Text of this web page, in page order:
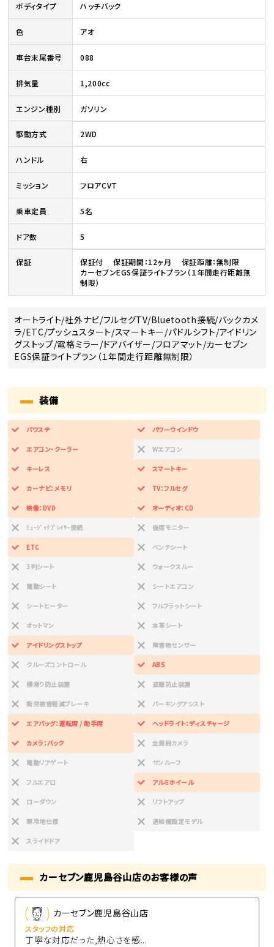
ボディタイプ ハッチバック
色 アオ
車台末尾番号 088
排気量 1,200cc
エンジン種別 ガソリン
駆動方式 2WD
ハンドル 右
ミッション フロアCVT
乗車定員 5名
ドア数 5
保証
保証付 保証期間：12ヶ月 保証距離：無制限
カーセブンEGS保証ライトプラン（１年間走行距離無
制限）
オートライト/社外ナビ/フルセグTV/Bluetooth接続/バックカメ
ラ/ETC/プッシュスタート/スマートキー/パドルシフト/アイドリン
グストップ/電格ミラー/ドアバイザー/フロアマット/カーセブン
EGS保証ライトプラン（１年間走行距離無制限）
装備
パワステ パワーウインドウ
エアコン・クーラー Wエアコン
キーレス スマートキー
カーナビ：メモリ TV：フルセグ
映像：DVD オーディオ：CD
ﾐｭｰｼﾞｯｸﾌﾟﾚｲﾔｰ接続 後席モニター
ETC ベンチシート
3列シート ウォークスルー
電動シート シートエアコン
シートヒーター フルフラットシート
オットマン 本革シート
アイドリングストップ 障害物センサー
クルーズコントロール ABS
横滑り防止装置 盗難防止装置
衝突被害軽減ブレーキ パーキングアシスト
エアバッグ：運転席 / 助手席 ヘッドライト：ディスチャージ
カメラ：バック 全周囲カメラ
電動リアゲート サンルーフ
フルエアロ アルミホイール
ローダウン リフトアップ
寒冷地仕様 過給機設定モデル
スライドドア
カーセブン鹿児島谷山店のお客様の声
カーセブン鹿児島谷山店
スタッフの対応
丁寧な対応だった,熱心さを感...